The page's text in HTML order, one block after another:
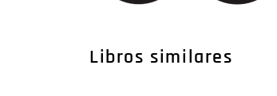
Libros similares